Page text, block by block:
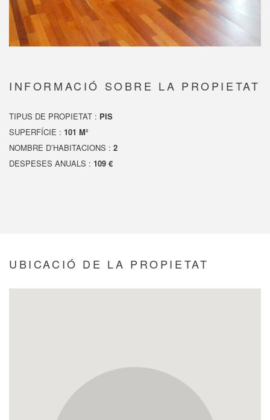
INFORMACIÓ SOBRE LA PROPIETAT
TIPUS DE PROPIETAT : PIS
SUPERFÍCIE : 101 M²
NOMBRE D’HABITACIONS : 2
DESPESES ANUALS : 109 €
UBICACIÓ DE LA PROPIETAT